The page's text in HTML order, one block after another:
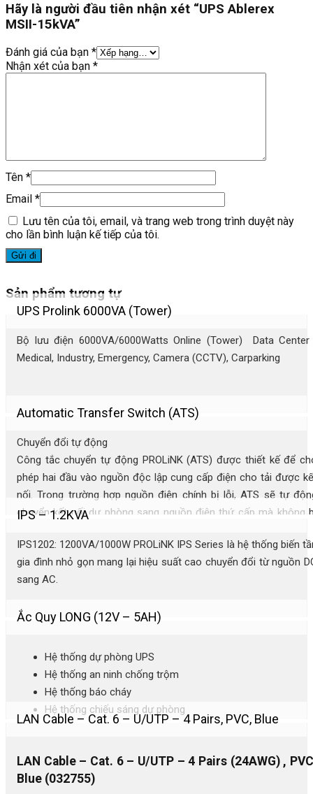
Hãy là người đầu tiên nhận xét “UPS Ablerex
MSII-15kVA”
Đánh giá của bạn *
Nhận xét của bạn *
Tên *
Email *
Lưu tên của tôi, email, và trang web trong trình duyệt này
cho lần bình luận kế tiếp của tôi.
Sản phẩm tương tự
UPS Prolink 6000VA (Tower)
Bộ lưu điện 6000VA/6000Watts Online (Tower) Data Center
Medical, Industry, Emergency, Camera (CCTV), Carparking
Automatic Transfer Switch (ATS)
Chuyển đổi tự động
Công tắc chuyển tự động PROLiNK (ATS) được thiết kế để
phép hai đầu vào nguồn độc lập cung cấp điện cho tải được
nối. Trong trường hợp nguồn điện chính bị lỗi, ATS sẽ tự
chuyển kết nối dự phòng sang nguồn điện thứ cấp mà không
cho thiết bị của bạn. PROLiNK ATS cũng được thiết kế để tự
chuyển kết nối trở lại nguồn điện chính sau khi phát hiện có
trở lại.
IPS – 1.2KVA
IPS1202: 1200VA/1000W PROLiNK IPS Series là hệ thống biến
gia đình nhỏ gọn mang lại hiệu suất cao chuyển đổi từ nguồn
sang AC.
Ắc Quy LONG (12V – 5AH)
Hệ thống dự phòng UPS
Hệ thống an ninh chống trộm
Hệ thống báo cháy
Hệ thống chiếu sáng dự phòng
LAN Cable – Cat. 6 – U/UTP – 4 Pairs, PVC, Blue
LAN Cable – Cat. 6 – U/UTP – 4 Pairs (24AWG) ,
Blue (032755)